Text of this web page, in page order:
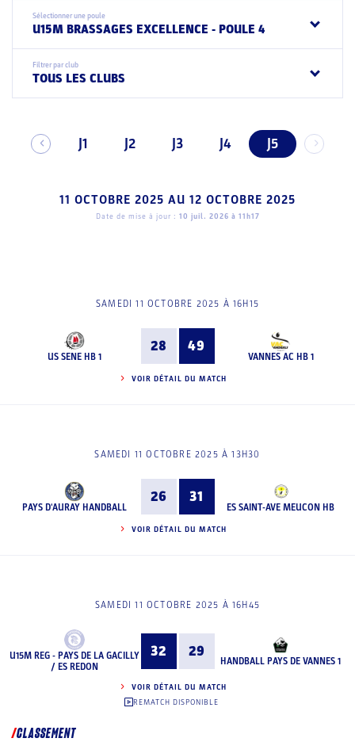
Sélectionner une poule
U15M BRASSAGES EXCELLENCE - POULE 4
Filtrer par club
TOUS LES CLUBS
J1 J2 J3 J4 J5
11 OCTOBRE 2025 AU 12 OCTOBRE 2025
Date de mise à jour : 10 juil. 2026 à 11h17
SAMEDI 11 OCTOBRE 2025 À 16H15
US SENE HB 1
28 49
VANNES AC HB 1
VOIR DÉTAIL DU MATCH
SAMEDI 11 OCTOBRE 2025 À 13H30
PAYS D'AURAY HANDBALL
26 31
ES SAINT-AVE MEUCON HB
VOIR DÉTAIL DU MATCH
SAMEDI 11 OCTOBRE 2025 À 16H45
U15M REG - PAYS DE LA GACILLY
/ ES REDON
32 29
HANDBALL PAYS DE VANNES 1
VOIR DÉTAIL DU MATCH
REMATCH DISPONIBLE
CLASSEMENT